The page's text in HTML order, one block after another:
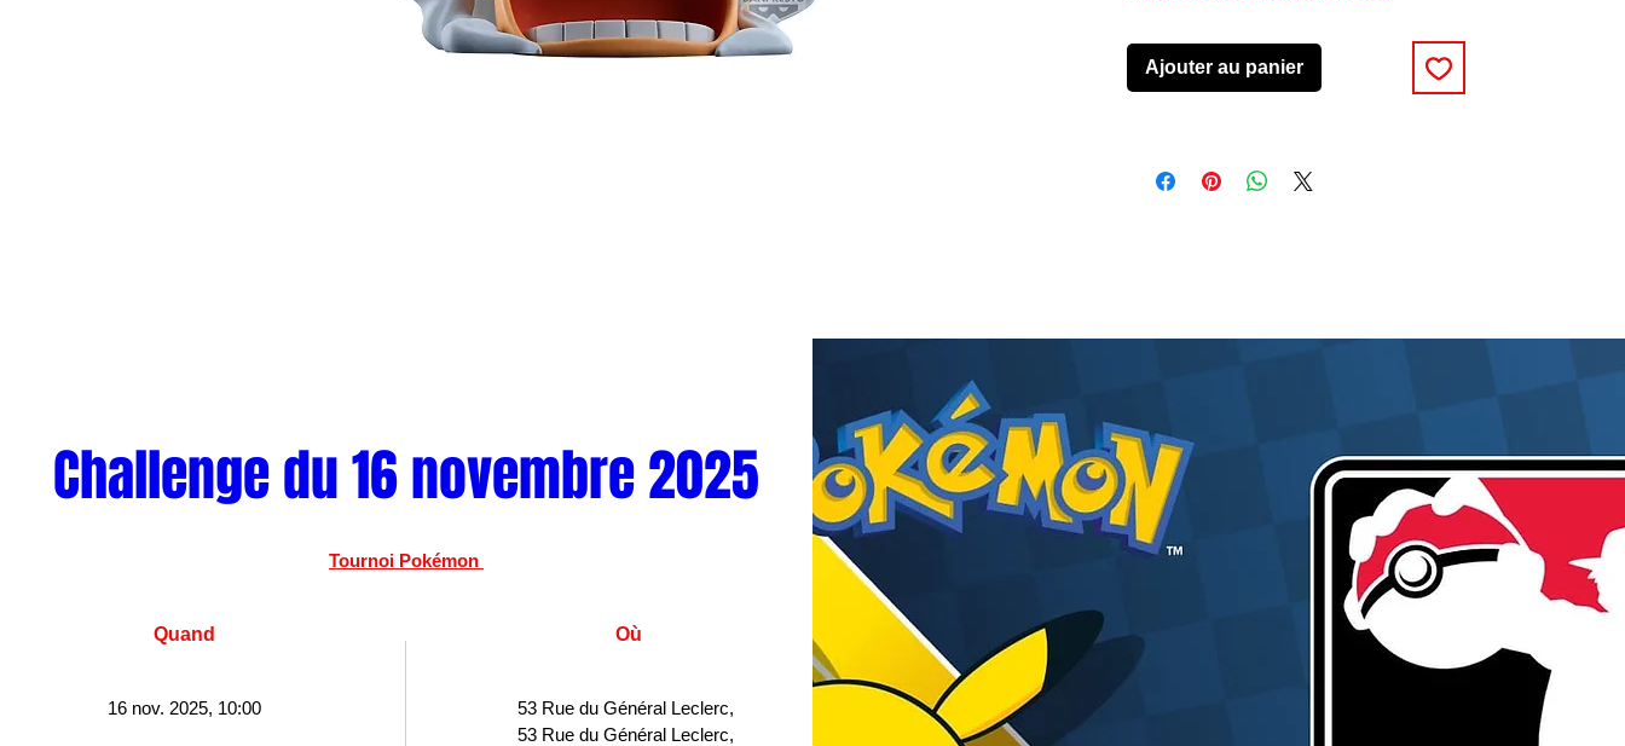
fans de One Piece suivant l’arc actuel de Luffy.
Elle célèbre l’évolution de Luffy avec un design
compact, idéal pour les fans recherchant une
Ajouter au panier
Challenge du 16 novembre 2025
Tournoi Pokémon
Quand
16 nov. 2025, 10:00
Où
53 Rue du Général Leclerc,
53 Rue du Général Leclerc,